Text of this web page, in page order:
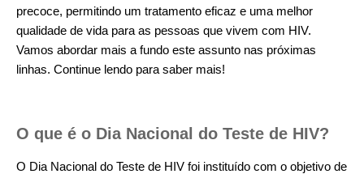
precoce, permitindo um tratamento eficaz e uma melhor
qualidade de vida para as pessoas que vivem com HIV.
Vamos abordar mais a fundo este assunto nas próximas
linhas. Continue lendo para saber mais!
O que é o Dia Nacional do Teste de HIV?
O Dia Nacional do Teste de HIV foi instituído com o objetivo de